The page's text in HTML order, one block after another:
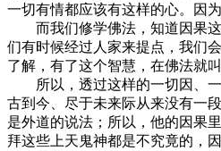
一切有情都应该有这样的心。因
而我们修学佛法，知道因果这
们有时候经过人家来提点，我们
了解，有了这个智慧，在佛法就
所以，透过这样的一切因、一
古到今、尽于未来际从来没有一
是外道的说法；所以，他的因果
拜这些上天鬼神都是不究竟的，